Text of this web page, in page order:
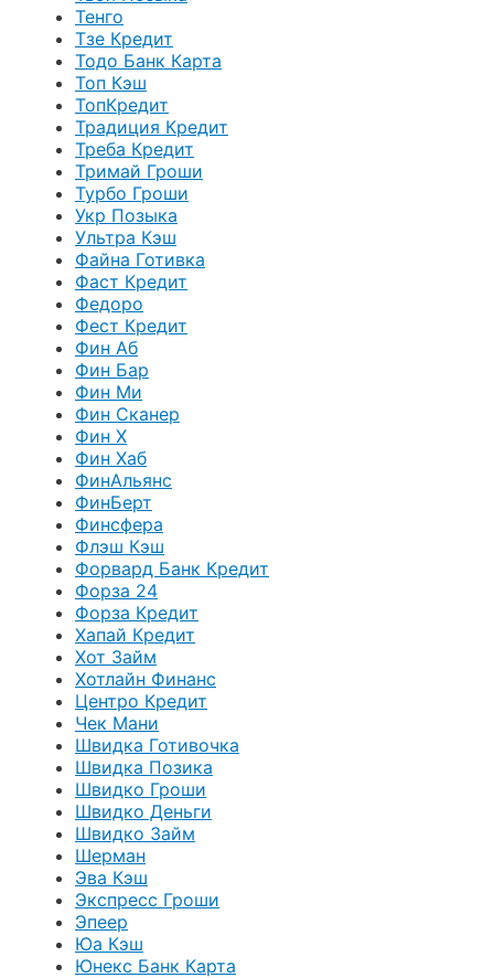
Тенго
Тзе Кредит
Тодо Банк Карта
Топ Кэш
ТопКредит
Традиция Кредит
Треба Кредит
Тримай Гроши
Турбо Гроши
Укр Позыка
Ультра Кэш
Файна Готивка
Фаст Кредит
Федоро
Фест Кредит
Фин Аб
Фин Бар
Фин Ми
Фин Сканер
Фин Х
Фин Хаб
ФинАльянс
ФинБерт
Финсфера
Флэш Кэш
Форвард Банк Кредит
Форза 24
Форза Кредит
Хапай Кредит
Хот Займ
Хотлайн Финанс
Центро Кредит
Чек Мани
Швидка Готивочка
Швидка Позика
Швидко Гроши
Швидко Деньги
Швидко Займ
Шерман
Эва Кэш
Экспресс Гроши
Эпеер
Юа Кэш
Юнекс Банк Карта